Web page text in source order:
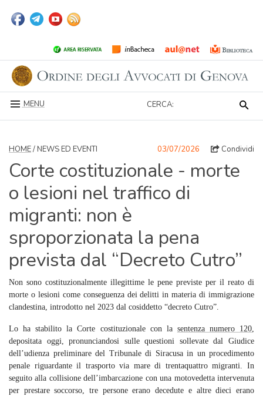
MENU CERCA:
HOME/ NEWS ED EVENTI 03/07/2026 Condividi
Corte costituzionale - morte
o lesioni nel traffico di
migranti: non è
sproporzionata la pena
prevista dal “Decreto Cutro”
Non sono costituzionalmente illegittime le pene previste per il reato di
morte o lesioni come conseguenza dei delitti in materia di immigrazione
clandestina, introdotto nel 2023 dal cosiddetto “decreto Cutro”.
Lo ha stabilito la Corte costituzionale con la sentenza numero 120
depositata oggi, pronunciandosi sulle questioni sollevate dal Giudice
dell’udienza preliminare del Tribunale di Siracusa in un procedimento
penale riguardante il trasporto via mare di trentaquattro migranti. In
seguito alla collisione dell’imbarcazione con una motovedetta intervenuta
per prestare soccorso, tre persone erano decedute e altre dieci erano